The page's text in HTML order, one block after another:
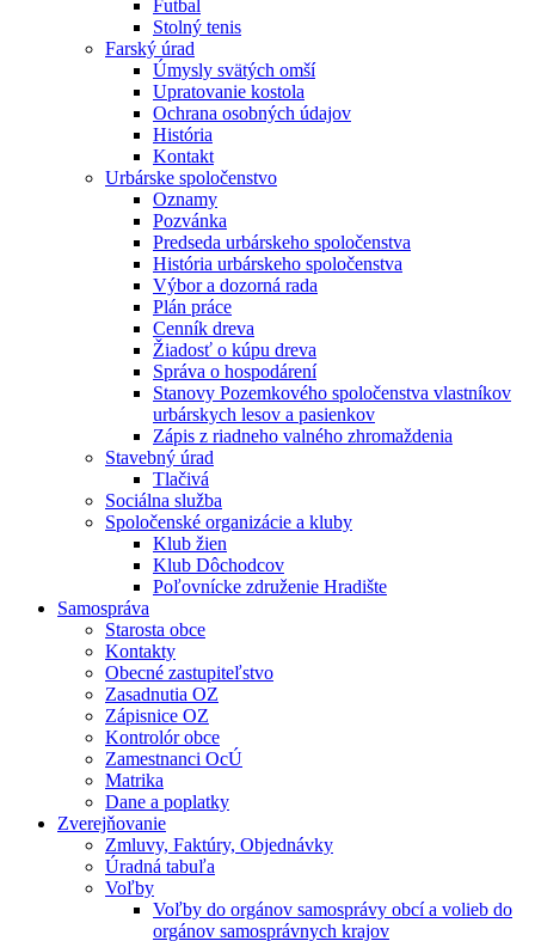
Futbal
Stolný tenis
Farský úrad
Úmysly svätých omší
Upratovanie kostola
Ochrana osobných údajov
História
Kontakt
Urbárske spoločenstvo
Oznamy
Pozvánka
Predseda urbárskeho spoločenstva
História urbárskeho spoločenstva
Výbor a dozorná rada
Plán práce
Cenník dreva
Žiadosť o kúpu dreva
Správa o hospodárení
Stanovy Pozemkového spoločenstva vlastníkov
urbárskych lesov a pasienkov
Zápis z riadneho valného zhromaždenia
Stavebný úrad
Tlačivá
Sociálna služba
Spoločenské organizácie a kluby
Klub žien
Klub Dôchodcov
Poľovnícke združenie Hradište
Samospráva
Starosta obce
Kontakty
Obecné zastupiteľstvo
Zasadnutia OZ
Zápisnice OZ
Kontrolór obce
Zamestnanci OcÚ
Matrika
Dane a poplatky
Zverejňovanie
Zmluvy, Faktúry, Objednávky
Úradná tabuľa
Voľby
Voľby do orgánov samosprávy obcí a volieb do
orgánov samosprávnych krajov